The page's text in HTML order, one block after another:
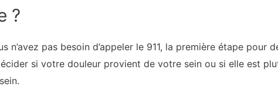
?
n’avez pas besoin d’appeler le 911, la première étape pour
si votre douleur provient de votre sein ou si elle est